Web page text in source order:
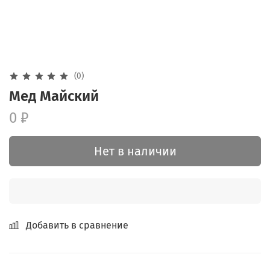
(0)
Мед Майский
0 ₽
Нет в наличии
Добавить в сравнение